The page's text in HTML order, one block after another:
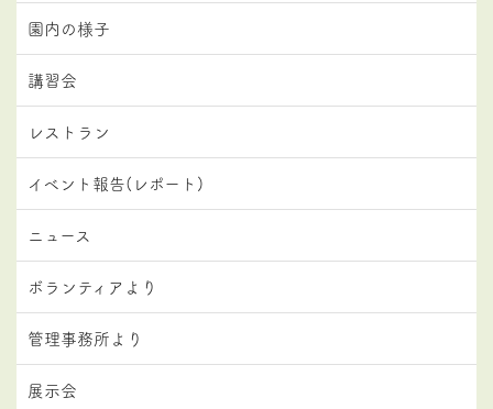
園内の様子
講習会
レストラン
イベント報告(レポート)
ニュース
ボランティアより
管理事務所より
展示会